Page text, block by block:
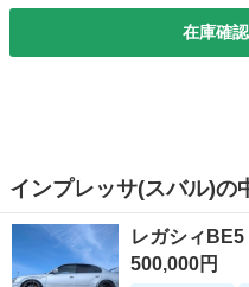
在庫確
インプレッサ(スバル)の
レガシィBE5
500,000円